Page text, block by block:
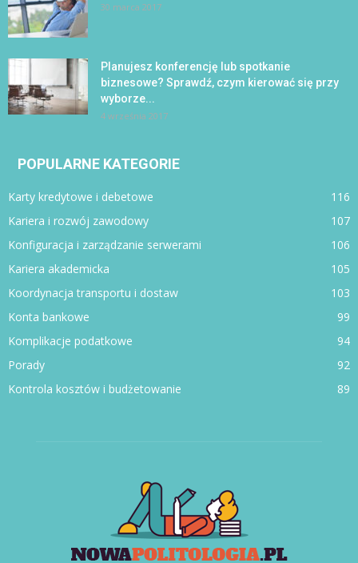
30 marca 2017
Planujesz konferencję lub spotkanie
biznesowe? Sprawdź, czym kierować się przy
wyborze...
4 września 2017
POPULARNE KATEGORIE
Karty kredytowe i debetowe
116
Kariera i rozwój zawodowy
107
Konfiguracja i zarządzanie serwerami
106
Kariera akademicka
105
Koordynacja transportu i dostaw
103
Konta bankowe
99
Komplikacje podatkowe
94
Porady
92
Kontrola kosztów i budżetowanie
89